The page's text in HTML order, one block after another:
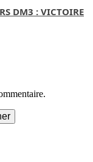
DM3 : VICTOIRE